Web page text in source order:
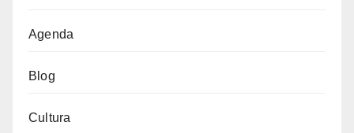
Agenda
Blog
Cultura